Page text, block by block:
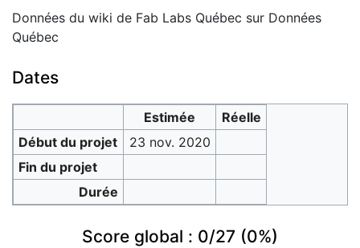
Données du wiki de Fab Labs Québec sur Données
Québec
Dates
Estimée
Réelle
Début du projet
23 nov. 2020
Fin du projet
Durée
Score global : 0/27 (0%)